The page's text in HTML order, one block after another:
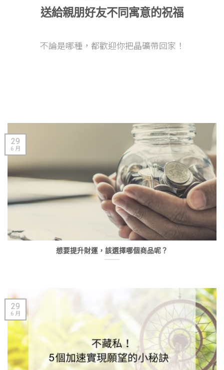
送給親朋好友不同寓意的祝福
不論是哪種，都歡迎你把晶礦帶回家！
想要提升財運，該選擇哪個商品呢？
29
6 月
29
6 月